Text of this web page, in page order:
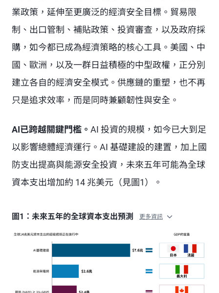
業政策，延伸至更廣泛的經濟安全目標。貿易限
制、出口管制、補貼政策、投資審查，以及政府採
購，如今都已成為經濟策略的核心工具。美國、中
國、歐洲，以及一群日益積極的中型政權，正分別
建立各自的經濟安全模式。供應鏈的重塑，也不再
只是追求效率，而是同時兼顧韌性與安全。
AI已跨越關鍵門檻。 AI 投資的規模，如今已大到足
以影響總體經濟運行。AI 基礎建設的建置，加上國
防支出提高與能源安全投資，未來五年可能為全球
資本支出增加約 14 兆美元（見圖1）。
圖1：未來五年的全球資本支出預測 更多資訊